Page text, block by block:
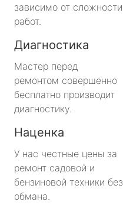
зависимо от сложности
работ.
Диагностика
Мастер перед
ремонтом совершенно
бесплатно производит
диагностику.
Наценка
У нас честные цены за
ремонт садовой и
бензиновой техники без
обмана.